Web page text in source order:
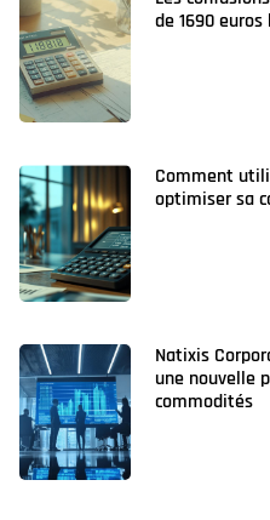
de 1690
Comment
optimiser sa
Natixis
une nouvelle
commodités